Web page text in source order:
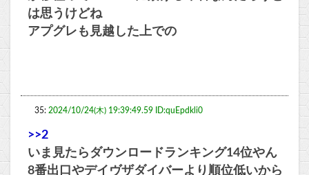
は思うけどね
アプグレも見越した上での
35: 2024/10/24(木) 19:39:49.59 ID:quEpdkli0
>>2
いま見たらダウンロードランキング14位やん
8番出口やデイヴザダイバーより順位低いから